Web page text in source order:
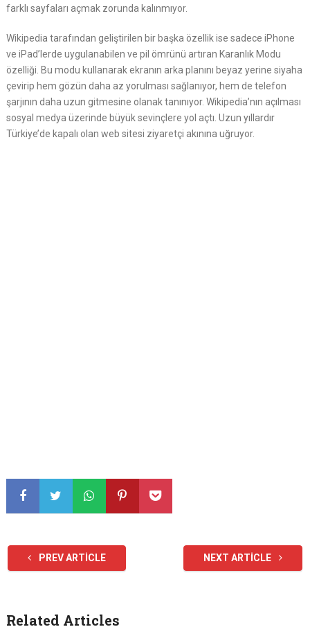
farklı sayfaları açmak zorunda kalınmıyor.
Wikipedia tarafından geliştirilen bir başka özellik ise sadece iPhone
ve iPad’lerde uygulanabilen ve pil ömrünü artıran Karanlık Modu
özelliği. Bu modu kullanarak ekranın arka planını beyaz yerine siyaha
çevirip hem gözün daha az yorulması sağlanıyor, hem de telefon
şarjının daha uzun gitmesine olanak tanınıyor. Wikipedia’nın açılması
sosyal medya üzerinde büyük sevinçlere yol açtı. Uzun yıllardır
Türkiye’de kapalı olan web sitesi ziyaretçi akınına uğruyor.
PREV ARTICLE NEXT ARTICLE
Related Articles